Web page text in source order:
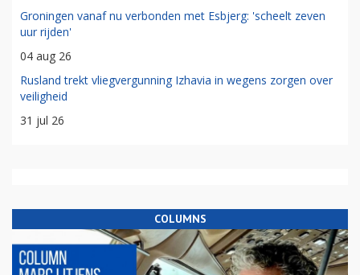
Groningen vanaf nu verbonden met Esbjerg: 'scheelt zeven
uur rijden'
04 aug 26
Rusland trekt vliegvergunning Izhavia in wegens zorgen over
veiligheid
31 jul 26
COLUMNS